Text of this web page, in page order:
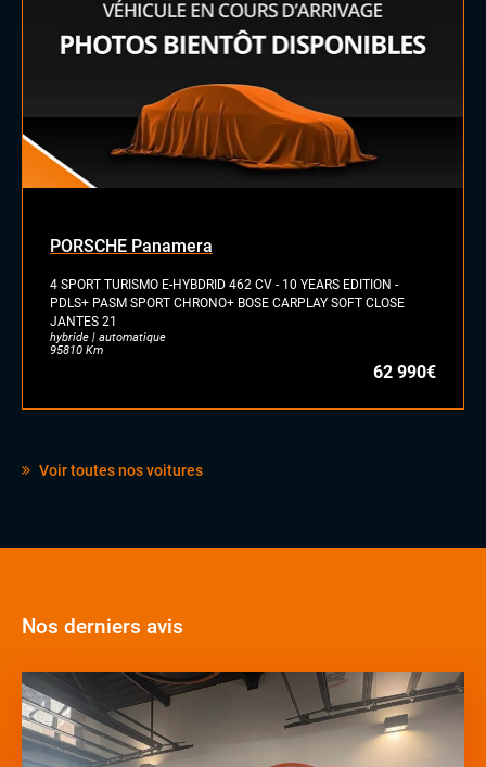
Vitres arrières surteintées
Accoudoir central
Commandes au volant
Eclairage d'ambiance
Sellerie semi cuir
Volant sport
PORSCHE Panamera
4 SPORT TURISMO E-HYBDRID 462 CV - 10 YEARS EDITION -
PDLS+ PASM SPORT CHRONO+ BOSE CARPLAY SOFT CLOSE
JANTES 21
hybride | automatique
95810 Km
62 990€
Voir toutes nos voitures
Nos derniers avis